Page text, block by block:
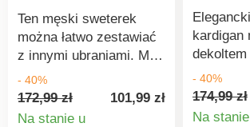
Ten męski sweterek
można łatwo zestawiać
z innymi ubraniami. Ma
długie rękawy i dekolt w
serek. Jest wygodny w
noszeniu i bardzo łatwy
- 40%
172,99 zł
101,99 zł
Na stanie u
kardigan
Posiada
dwie
- 40%
174,99 zł
Na